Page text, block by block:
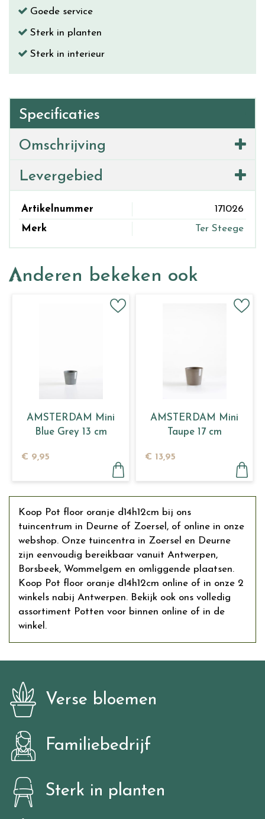
Goede service
Sterk in planten
Sterk in interieur
Specificaties
Omschrijving
Levergebied
Artikelnummer
171026
Merk
Ter Steege
Anderen bekeken ook
AMSTERDAM Mini
Blue Grey 13 cm
€ 9,95
AMSTERDAM Mini
Taupe 17 cm
€ 13,95
Koop Pot floor oranje d14h12cm bij ons
tuincentrum in Deurne of Zoersel, of online in onze
webshop. Onze tuincentra in Zoersel en Deurne
zijn eenvoudig bereikbaar vanuit Antwerpen,
Borsbeek, Wommelgem en omliggende plaatsen.
Koop Pot floor oranje d14h12cm online of in onze 2
winkels nabij Antwerpen. Bekijk ook ons volledig
assortiment Potten voor binnen online of in de
winkel.
Verse bloemen
Familiebedrijf
Sterk in planten